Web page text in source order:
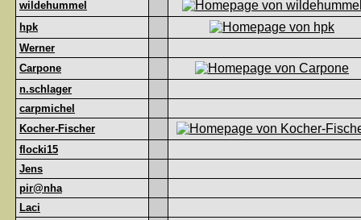
wildehummel
hpk
Werner
Carpone
n.schlager
carpmichel
Kocher-Fischer
flocki15
Jens
pir@nha
Laci